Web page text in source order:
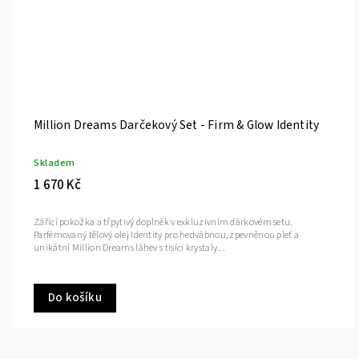
Million Dreams Darčekový Set - Firm & Glow Identity
Skladem
1 670 Kč
Do košíku
Zářící pokožka a třpytivý doplněk v exkluzivním dárkovém setu.
Parfémovaný tělový olej Identity pro hedvábnou, zpevněnou pleť a
unikátní Million Dreams láhev s tisíci krystaly...